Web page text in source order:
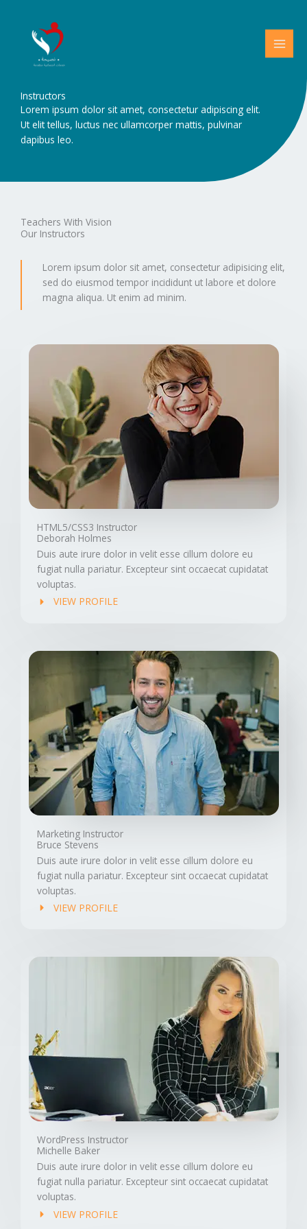
Instructors
Lorem ipsum dolor sit amet, consectetur adipiscing elit.
Ut elit tellus, luctus nec ullamcorper mattis, pulvinar
dapibus leo.
Teachers With Vision
Our Instructors
Lorem ipsum dolor sit amet, consectetur adipisicing elit,
sed do eiusmod tempor incididunt ut labore et dolore
magna aliqua. Ut enim ad minim.
HTML5/CSS3 Instructor
Deborah Holmes
Duis aute irure dolor in velit esse cillum dolore eu
fugiat nulla pariatur. Excepteur sint occaecat cupidatat
voluptas.
VIEW PROFILE
Marketing Instructor
Bruce Stevens
Duis aute irure dolor in velit esse cillum dolore eu
fugiat nulla pariatur. Excepteur sint occaecat cupidatat
voluptas.
VIEW PROFILE
WordPress Instructor
Michelle Baker
Duis aute irure dolor in velit esse cillum dolore eu
fugiat nulla pariatur. Excepteur sint occaecat cupidatat
voluptas.
VIEW PROFILE